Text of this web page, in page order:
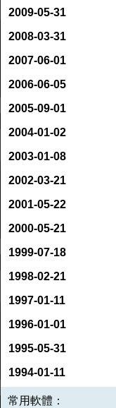
2009-05-31
2008-03-31
2007-06-01
2006-06-05
2005-09-01
2004-01-02
2003-01-08
2002-03-21
2001-05-22
2000-05-21
1999-07-18
1998-02-21
1997-01-11
1996-01-01
1995-05-31
1994-01-11
常用軟體：